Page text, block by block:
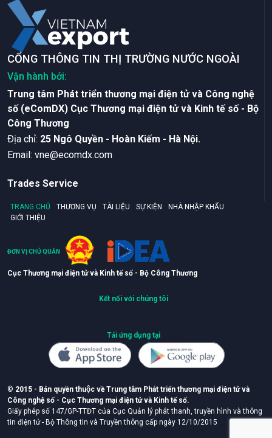
CỔNG THÔNG TIN THỊ TRƯỜNG NƯỚC NGOÀI
Vận hành bởi:
Trung tâm Phát triển thương mại điện tử và Công nghệ
số (eComDX) Cục Thương mại điện tử và Kinh tế số - Bộ
Công Thương
Ðịa chỉ: 25 Ngô Quyền - Hoàn Kiếm - Hà Nội.
Email: vne@ecomdx.com
Trades Service
TRANG CHỦ THƯƠNG VỤ TÀI LIỆU SỰ KIỆN
NHÀ NHẬP KHẨU
GIỚI THIỆU
ĐƠN VỊ CHỦ QUẢN
Cục Thương mại điện tử và Kinh tế số - Bộ Công Thương
Kết nối với chúng tôi
Tải ứng dụng tại
© 2015 - Bản quyền thuộc về Trung tâm Phát triển thương mại điện tử và
Công nghệ số - Cục Thương mại điện tử và Kinh tế số.
Giấy phép số 147/GP-TTĐT của Cục Quản lý phát thanh, truyền hình và thông
tin điện tử - Bộ Thông tin và Truyền thông cấp ngày 12/10/2015